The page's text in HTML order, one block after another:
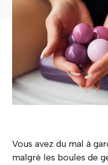
Vous avez du mal à
malgré les boules de